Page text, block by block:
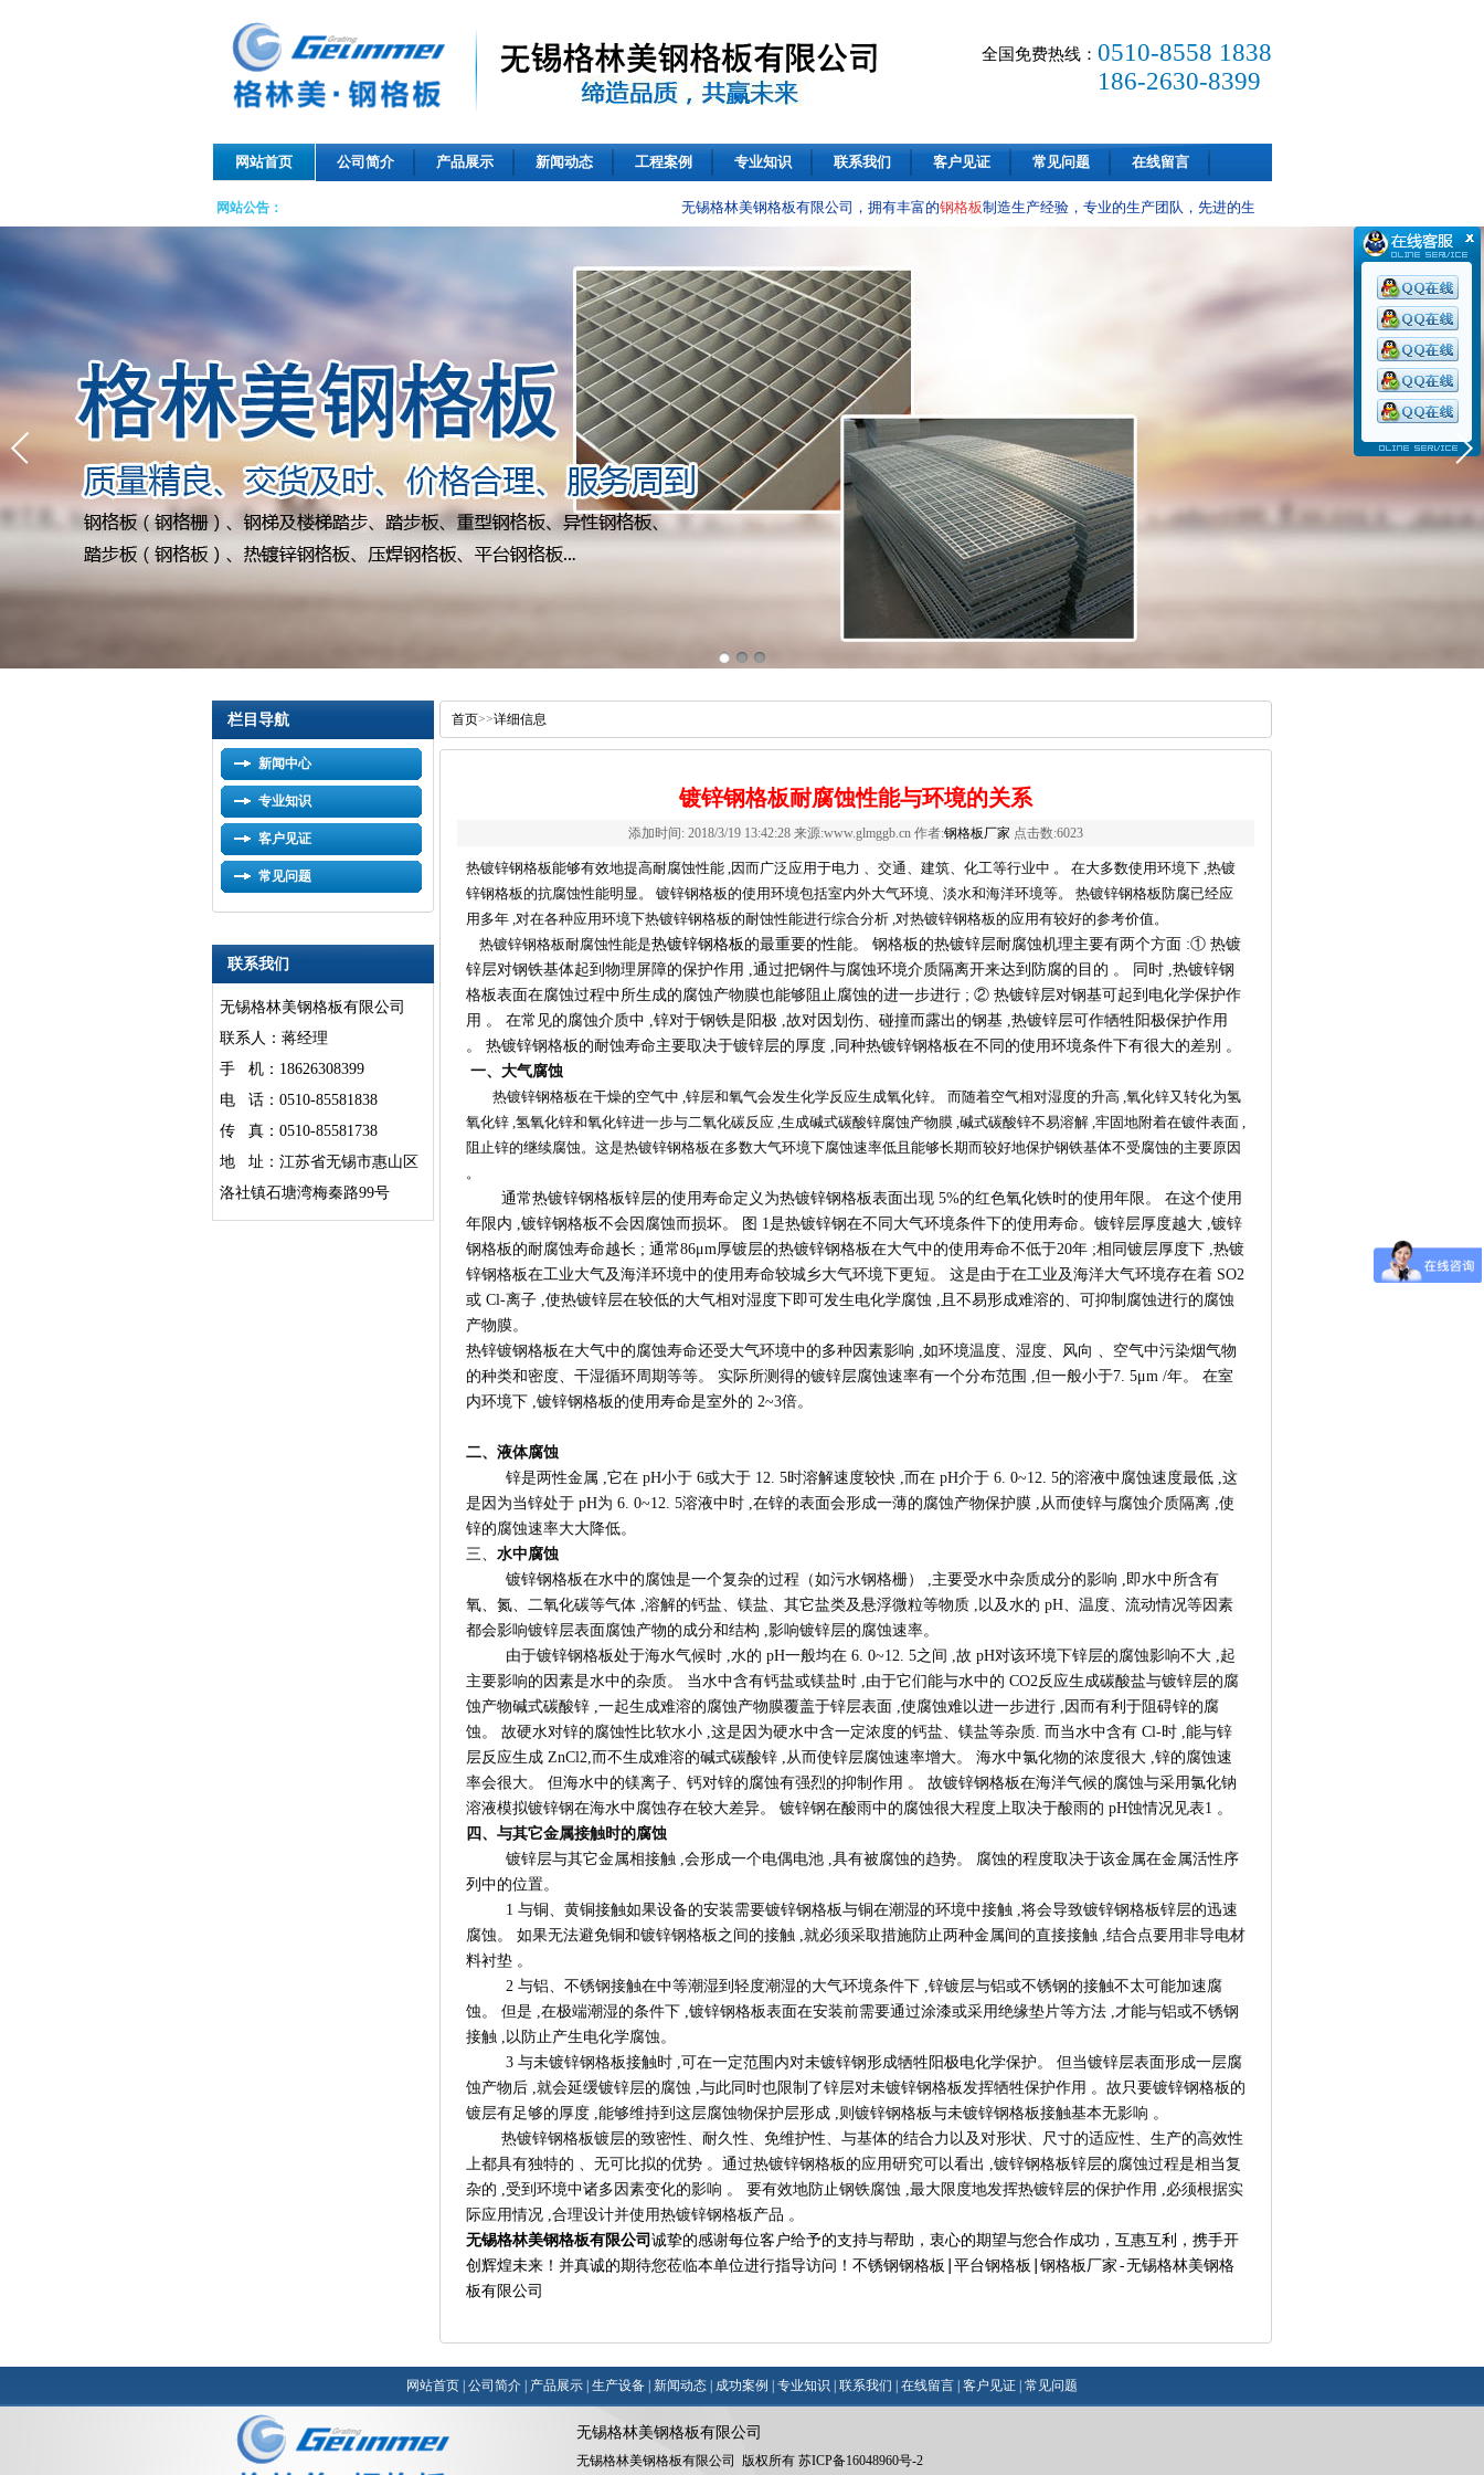
全国免费热线： 0510-8558 1838
186-2630-8399
网站首页 公司简介 产品展示 新闻动态 工程案例 专业知识 联系我们 客户见证 常见问题 在线留言
网站公告： 无锡格林美钢格板有限公司，拥有丰富的钢格板制造生产经验，专业的生产团队，先进的生产设备，可以根据客户需求量身定制
栏目导航
新闻中心
专业知识
客户见证
常见问题
联系我们
无锡格林美钢格板有限公司
联系人：蒋经理
手 机：18626308399
电 话：0510-85581838
传 真：0510-85581738
地 址：江苏省无锡市惠山区
洛社镇石塘湾梅秦路99号
首页>>详细信息
镀锌钢格板耐腐蚀性能与环境的关系
添加时间: 2018/3/19 13:42:28 来源:www.glmggb.cn 作者:钢格板厂家 点击数:6023
热镀锌钢格板能够有效地提高耐腐蚀性能 ,因而广泛应用于电力 、交通、建筑、化工等行业中 。 在大多数使用环境下 ,热镀
锌钢格板的抗腐蚀性能明显。 镀锌钢格板的使用环境包括室内外大气环境、淡水和海洋环境等。 热镀锌钢格板防腐已经应
用多年 ,对在各种应用环境下热镀锌钢格板的耐蚀性能进行综合分析 ,对热镀锌钢格板的应用有较好的参考价值。
热镀锌钢格板耐腐蚀性能是热镀锌钢格板 的最重要的性能。 钢格板的热镀锌层耐腐蚀机理主要有两个方面 :① 热镀
锌层对钢铁基体起到物理屏障的保护作用 ,通过把钢件与腐蚀环境介质隔离开来达到防腐的目的 。 同时 ,热镀锌钢
格板表面在腐蚀过程中所生成的腐蚀产物膜也能够阻止腐蚀的进一步进行 ; ② 热镀锌层对钢基可起到电化学保护作
用 。 在常见的腐蚀介质中 ,锌对于钢铁是阳极 ,故对因划伤、碰撞而露出的钢基 ,热镀锌层可作牺牲阳极保护作用
。 热镀锌钢格板的耐蚀寿命主要取决于镀锌层的厚度 ,同种热镀锌钢格板在不同的使用环境条件下有很大的差别 。
一、大气腐蚀
热镀锌钢格板在干燥的空气中 ,锌层和氧气会发生化学反应生成氧化锌。 而随着空气相对湿度的升高 ,氧化锌又转化为氢
氧化锌 ,氢氧化锌和氧化锌进一步与二氧化碳反应 ,生成碱式碳酸锌腐蚀产物膜 ,碱式碳酸锌不易溶解 ,牢固地附着在镀件表面 ,
阻止锌的继续腐蚀。这是热镀锌钢格板在多数大气环境下腐蚀速率低且能够长期而较好地保护钢铁基体不受腐蚀的主要原因
。
通常热镀锌钢格板锌层的使用寿命定义为热镀锌钢格板表面出现 5%的红色氧化铁时的使用年限。 在这个使用
年限内 ,镀锌钢格板不会因腐蚀而损坏。 图 1是热镀锌钢在不同大气环境条件下的使用寿命。镀锌层厚度越大 ,镀锌
钢格板的耐腐蚀寿命越长 ; 通常86μm厚镀层的热镀锌钢格板在大气中的使用寿命不低于20年 ;相同镀层厚度下 ,热镀
锌钢格板在工业大气及海洋环境中的使用寿命较城乡大气环境下更短。 这是由于在工业及海洋大气环境存在着 SO2
或 Cl-离子 ,使热镀锌层在较低的大气相对湿度下即可发生电化学腐蚀 ,且不易形成难溶的、可抑制腐蚀进行的腐蚀
产物膜。
热锌镀钢格板在大气中的腐蚀寿命还受大气环境中的多种因素影响 ,如环境温度、湿度、风向 、空气中污染烟气物
的种类和密度、干湿循环周期等等。 实际所测得的镀锌层腐蚀速率有一个分布范围 ,但一般小于7. 5μm /年。 在室
内环境下 ,镀锌钢格板的使用寿命是室外的 2~3倍。
二、液体腐蚀
锌是两性金属 ,它在 pH小于 6或大于 12. 5时溶解速度较快 ,而在 pH介于 6. 0~12. 5的溶液中腐蚀速度最低 ,这
是因为当锌处于 pH为 6. 0~12. 5溶液中时 ,在锌的表面会形成一薄的腐蚀产物保护膜 ,从而使锌与腐蚀介质隔离 ,使
锌的腐蚀速率大大降低。
三、 水中腐蚀
镀锌钢格板在水中的腐蚀是一个复杂的过程（如污水钢格栅） ,主要受水中杂质成分的影响 ,即水中所含有
氧、氮、二氧化碳等气体 ,溶解的钙盐、镁盐、其它盐类及悬浮微粒等物质 ,以及水的 pH、温度、流动情况等因素
都会影响镀锌层表面腐蚀产物的成分和结构 ,影响镀锌层的腐蚀速率。
由于镀锌钢格板处于海水气候时 ,水的 pH一般均在 6. 0~12. 5之间 ,故 pH对该环境下锌层的腐蚀影响不大 ,起
主要影响的因素是水中的杂质。 当水中含有钙盐或镁盐时 ,由于它们能与水中的 CO2反应生成碳酸盐与镀锌层的腐
蚀产物碱式碳酸锌 ,一起生成难溶的腐蚀产物膜覆盖于锌层表面 ,使腐蚀难以进一步进行 ,因而有利于阻碍锌的腐
蚀。 故硬水对锌的腐蚀性比软水小 ,这是因为硬水中含一定浓度的钙盐、镁盐等杂质. 而当水中含有 Cl-时 ,能与锌
层反应生成 ZnCl2,而不生成难溶的碱式碳酸锌 ,从而使锌层腐蚀速率增大。 海水中氯化物的浓度很大 ,锌的腐蚀速
率会很大。 但海水中的镁离子、钙对锌的腐蚀有强烈的抑制作用 。 故镀锌钢格板在海洋气候的腐蚀与采用氯化钠
溶液模拟镀锌钢在海水中腐蚀存在较大差异。 镀锌钢在酸雨中的腐蚀很大程度上取决于酸雨的 pH蚀情况见表1 。
四、与其它金属接触时的腐蚀
镀锌层与其它金属相接触 ,会形成一个电偶电池 ,具有被腐蚀的趋势。 腐蚀的程度取决于该金属在金属活性序
列中的位置。
1 与铜、黄铜接触如果设备的安装需要镀锌钢格板与铜在潮湿的环境中接触 ,将会导致镀锌钢格板锌层的迅速
腐蚀。 如果无法避免铜和镀锌钢格板之间的接触 ,就必须采取措施防止两种金属间的直接接触 ,结合点要用非导电材
料衬垫 。
2 与铝、不锈钢接触在中等潮湿到轻度潮湿的大气环境条件下 ,锌镀层与铝或不锈钢的接触不太可能加速腐
蚀。 但是 ,在极端潮湿的条件下 ,镀锌钢格板表面在安装前需要通过涂漆或采用绝缘垫片等方法 ,才能与铝或不锈钢
接触 ,以防止产生电化学腐蚀。
3 与未镀锌钢格板接触时 ,可在一定范围内对未镀锌钢形成牺牲阳极电化学保护。 但当镀锌层表面形成一层腐
蚀产物后 ,就会延缓镀锌层的腐蚀 ,与此同时也限制了锌层对未镀锌钢格板发挥牺牲保护作用 。故只要镀锌钢格板的
镀层有足够的厚度 ,能够维持到这层腐蚀物保护层形成 ,则镀锌钢格板与未镀锌钢格板接触基本无影响 。
热镀锌钢格板镀层的致密性、耐久性、免维护性、与基体的结合力以及对形状、尺寸的适应性、生产的高效性
上都具有独特的 、无可比拟的优势 。通过热镀锌钢格板的应用研究可以看出 ,镀锌钢格板锌层的腐蚀过程是相当复
杂的 ,受到环境中诸多因素变化的影响 。 要有效地防止钢铁腐蚀 ,最大限度地发挥热镀锌层的保护作用 ,必须根据实
际应用情况 ,合理设计并使用热镀锌钢格板产品 。
无锡格林美钢格板有限公司 诚挚的感谢每位客户给予的支持与帮助，衷心的期望与您合作成功，互惠互利，携手开
创辉煌未来！并真诚的期待您莅临本单位进行指导访问！ 不锈钢钢格板 平台钢格板 钢格板厂家-无锡格林美钢格
板有限公司
网站首页 公司简介 产品展示 生产设备 新闻动态 成功案例 专业知识 联系我们 在线留言 客户见证 常见问题
无锡格林美钢格板有限公司
无锡格林美钢格板有限公司 版权所有 苏ICP备16048960号-2